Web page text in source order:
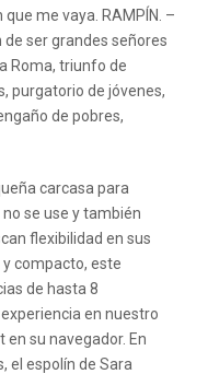
me vaya. RAMPÍN. –
de ser grandes señores
Roma, triunfo de
purgatorio de jóvenes,
de pobres,
carcasa para
se use y también
flexibilidad en sus
compacto, este
de hasta 8
en nuestro
su navegador. En
el espolín de Sara